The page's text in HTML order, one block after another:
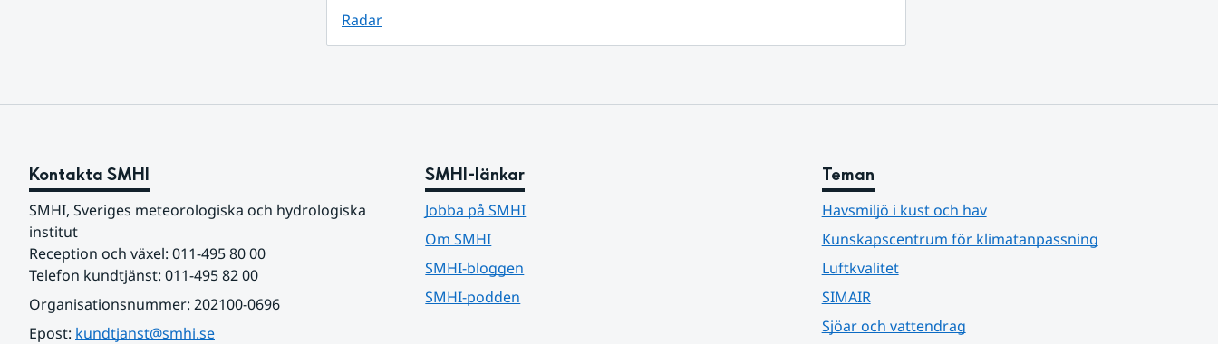
Radar
Kontakta SMHI
SMHI, Sveriges meteorologiska och hydrologiska
institut
Reception och växel: 011-495 80 00
Telefon kundtjänst: 011-495 82 00
Organisationsnummer: 202100-0696
Epost: kundtjanst@smhi.se
SMHI-länkar
Jobba på SMHI
Om SMHI
SMHI-bloggen
SMHI-podden
Teman
Havsmiljö i kust och hav
Kunskapscentrum för klimatanpassning
Luftkvalitet
SIMAIR
Sjöar och vattendrag